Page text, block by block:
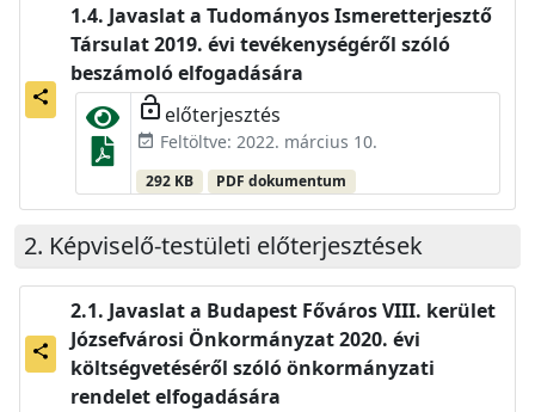
share
Javaslat a Tudományos Ismeretterjesztő
Társulat 2019. évi tevékenységéről szóló
beszámoló elfogadására
lock_open előterjesztés
event_available Feltöltve: 2022. március 10.
292 KB PDF dokumentum
Képviselő-testületi előterjesztések
share
Javaslat a Budapest Főváros VIII. kerület
Józsefvárosi Önkormányzat 2020. évi
költségvetéséről szóló önkormányzati
rendelet elfogadására